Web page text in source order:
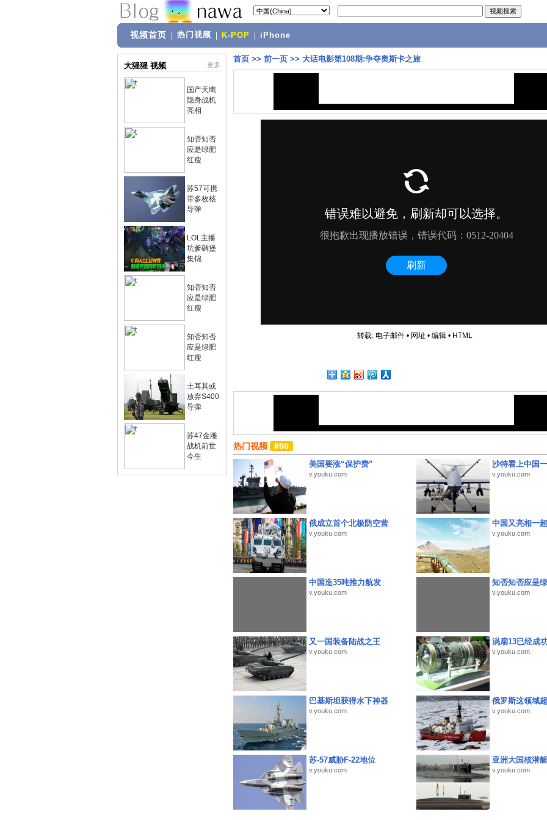
视频首页 热门视频 K-POP iPhone
大猩猩 视频 更多
国产天鹰
隐身战机
亮相
知否知否
应是绿肥
红瘦
苏57可携
带多枚核
导弹
LOL主播
坑爹碉堡
集锦
知否知否
应是绿肥
红瘦
知否知否
应是绿肥
红瘦
土耳其或
放弃S400
导弹
苏47金雕
战机前世
今生
首页 >> 前一页 >> 大话电影第108期:争夺奥斯卡之旅
转载: 电子邮件• 网址 • 编辑• HTML
热门视频
美国要涨“保护费”
v.youku.com
沙特看上中国
v.youku.com
俄成立首个北极防空营
v.youku.com
中国又亮相一
v.youku.com
中国造35吨推力航发
v.youku.com
知否知否应是
v.youku.com
又一国装备陆战之王
v.youku.com
涡扇13已经成
v.youku.com
巴基斯坦获得水下神器
v.youku.com
俄罗斯这领域
v.youku.com
苏-57威胁F-22地位
v.youku.com
亚洲大国核潜
v.youku.com